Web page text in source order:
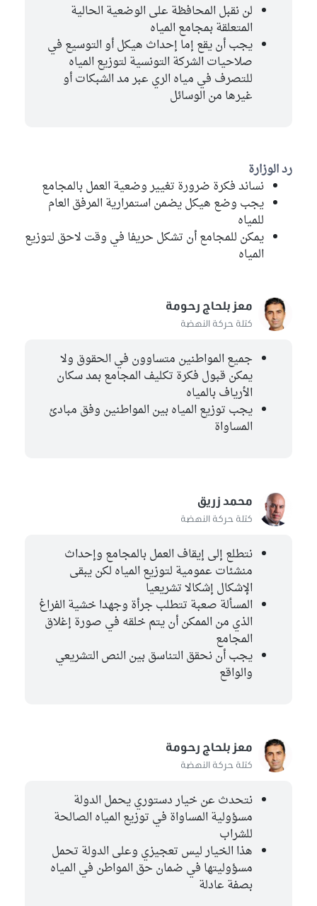
لن نقبل المحافظة على الوضعية الحالية
المتعلقة بمجامع المياه
يجب أن يقع إما إحداث هيكل أو التوسيع في
صلاحيات الشركة التونسية لتوزيع المياه
للتصرف في مياه الري عبر مد الشبكات أو
غيرها من الوسائل
رد الوزارة
نساند فكرة ضرورة تغيير وضعية العمل بالمجامع
يجب وضع هيكل يضمن استمرارية المرفق العام
للمياه
يمكن للمجامع أن تشكل حريفا في وقت لاحق لتوزيع
المياه
معز بلحاج رحومة
كتلة حركة النهضة
جميع المواطنين متساوون في الحقوق ولا
يمكن قبول فكرة تكليف المجامع بمد سكان
الأرياف بالمياه
يجب توزيع المياه بين المواطنين وفق مبادئ
المساواة
محمد زريق
كتلة حركة النهضة
نتطلع إلى إيقاف العمل بالمجامع وإحداث
منشئات عمومية لتوزيع المياه لكن يبقى
الإشكال إشكالا تشريعيا
المسألة صعبة تتطلب جرأة وجهدا خشية الفراغ
الذي من الممكن أن يتم خلقه في صورة إغلاق
المجامع
يجب أن نحقق التناسق بين النص التشريعي
والواقع
معز بلحاج رحومة
كتلة حركة النهضة
نتحدث عن خيار دستوري يحمل الدولة
مسؤولية المساواة في توزيع المياه الصالحة
للشراب
هذا الخيار ليس تعجيزي وعلى الدولة تحمل
مسؤوليتها في ضمان حق المواطن في المياه
بصفة عادلة